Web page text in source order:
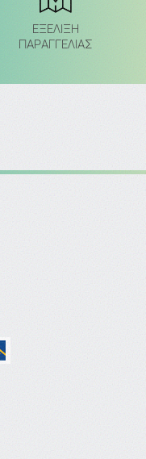
ΕΞΈΛΙΞΗ
ΠΑΡΑΓΓΕΛΙΑΣ